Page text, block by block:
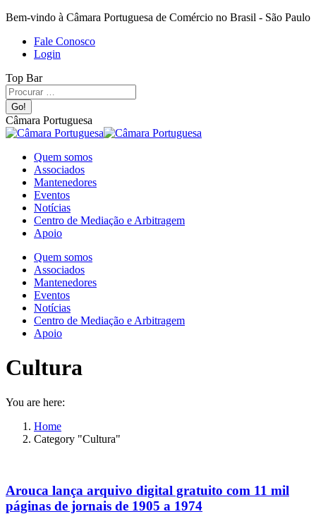
Bem-vindo à Câmara Portuguesa de Comércio no Brasil - São Paulo
Fale Conosco
Login
Top Bar
Câmara Portuguesa
Quem somos
Associados
Mantenedores
Eventos
Notícias
Centro de Mediação e Arbitragem
Apoio
Quem somos
Associados
Mantenedores
Eventos
Notícias
Centro de Mediação e Arbitragem
Apoio
Cultura
You are here:
Home
Category "Cultura"
Arouca lança arquivo digital gratuito com 11 mil
páginas de jornais de 1905 a 1974